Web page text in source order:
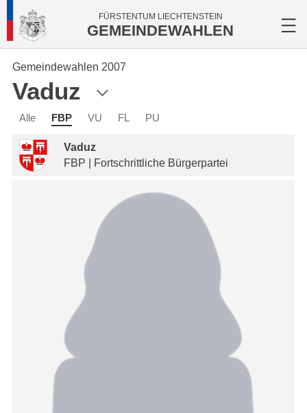
FÜRSTENTUM LIECHTENSTEIN
GEMEINDEWAHLEN
Gemeindewahlen 2007
Vaduz
Alle FBP VU FL PU
Vaduz
FBP | Fortschrittliche Bürgerpartei